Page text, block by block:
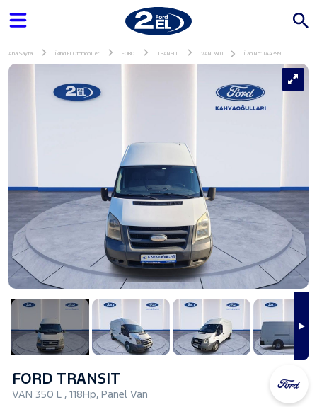
Ana Sayfa İkinci El Otomobiller FORD TRANSIT VAN 350 L İlan No: 144399
FORD TRANSIT
VAN 350 L , 118Hp, Panel Van